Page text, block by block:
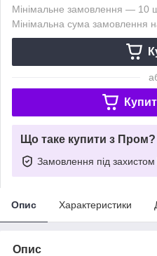
Мінімальне замовлення — 10
Мінімальна сума замовлення
Що таке купити з Пром?
Замовлення під захистом
Опис Характеристики
Опис